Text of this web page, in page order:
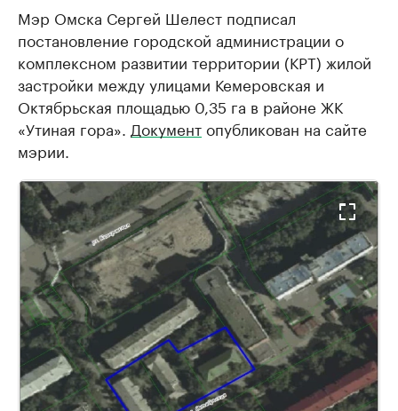
Мэр Омска Сергей Шелест подписал
постановление городской администрации о
комплексном развитии территории (КРТ) жилой
застройки между улицами Кемеровская и
Октябрьская площадью 0,35 га в районе ЖК
«Утиная гора». Документопубликован на сайте
мэрии.